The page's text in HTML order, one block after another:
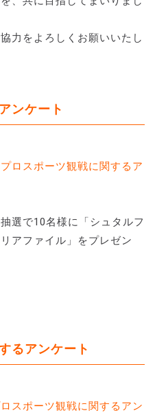
力をよろしくお願いいたし
ンケート
ロスポーツ観戦に関するア
選で10名様に「シュタルフ
アファイル」をプレゼン
るアンケート
スポーツ観戦に関するアン